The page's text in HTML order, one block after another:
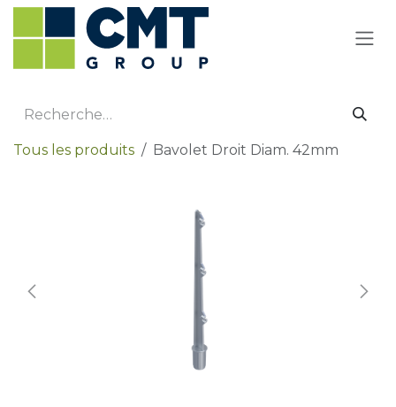
Se rendre au contenu
Tous les produits Bavolet Droit Diam. 42mm